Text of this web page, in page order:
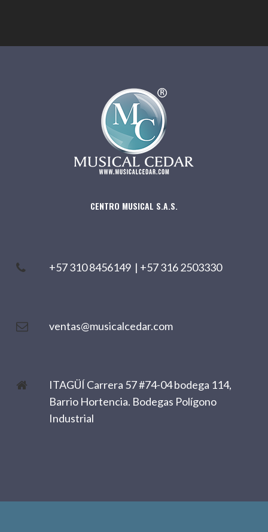
CENTRO MUSICAL S.A.S.
+57 310 8456149 | +57 316 2503330
ventas@musicalcedar.com
ITAGÜÍ Carrera 57 #74-04 bodega 114,
Barrio Hortencia. Bodegas Polígono
Industrial